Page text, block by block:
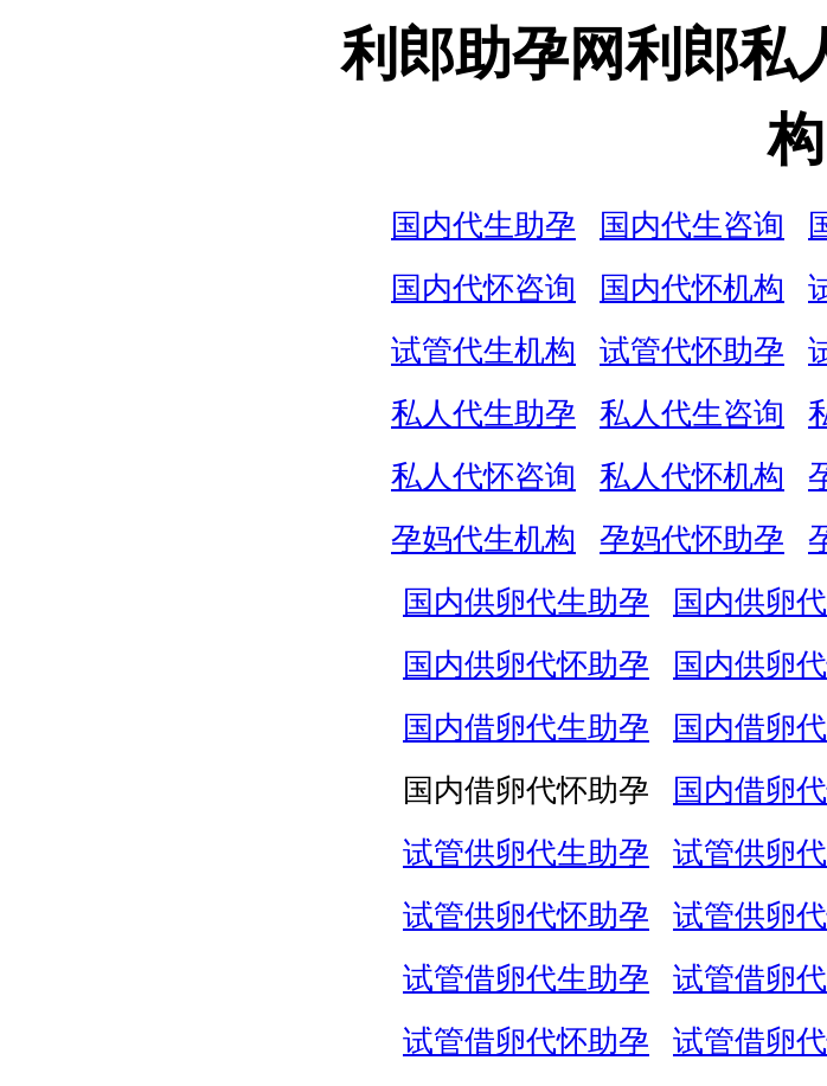
利郎助孕网利郎私
构
国内代生助孕 国内代生咨询
国内代怀咨询
国内代怀机构
试管代生机构
试管代怀助孕
私人代生助孕
私人代生咨询
私人代怀咨询
私人代怀机构
孕妈代生机构
孕妈代怀助孕
国内供卵代生助孕
国内供卵
国内供卵代怀助孕
国内供卵
国内借卵代生助孕
国内借卵
国内借卵代怀助孕
国内借卵
试管供卵代生助孕
试管供卵
试管供卵代怀助孕
试管供卵
试管借卵代生助孕
试管借卵
试管借卵代怀助孕
试管借卵